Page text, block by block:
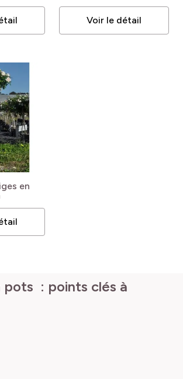
Voir le détail
en
pots : points clés à